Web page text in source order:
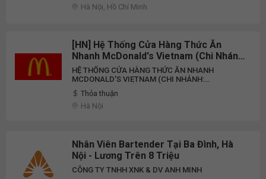
Hà Nội, Hồ Chí Minh
[HN] Hệ Thống Cửa Hàng Thức Ăn
Nhanh McDonald's Vietnam (Chi Nhánh:
McDonald's Giảng Võ) Tuyển Dụng
Nhân Viên Pha Chế Part-Time 2026
HỆ THỐNG CỬA HÀNG THỨC ĂN NHANH
MCDONALD'S VIETNAM (CHI NHÁNH:
MCDONALD'S GIẢNG VÕ)
Thỏa thuận
Hà Nội
Nhân Viên Bartender Tại Ba Đình, Hà
Nội - Lương Trên 8 Triệu
CÔNG TY TNHH XNK & DV ANH MINH